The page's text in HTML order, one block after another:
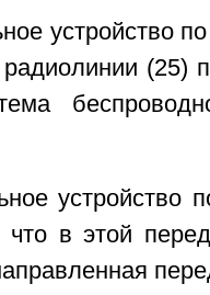
устройство
(25)
устройство
в этой